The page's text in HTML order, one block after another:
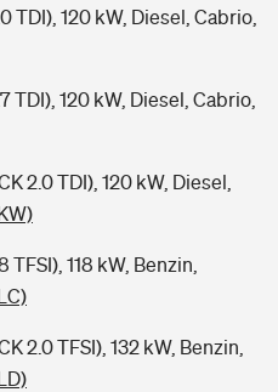
TDI), 120 kW, Diesel, Cabrio,
TDI), 120 kW, Diesel, Cabrio,
2.0 TDI), 120 kW, Diesel,
118 kW, Benzin,
2.0 TFSI), 132 kW, Benzin,